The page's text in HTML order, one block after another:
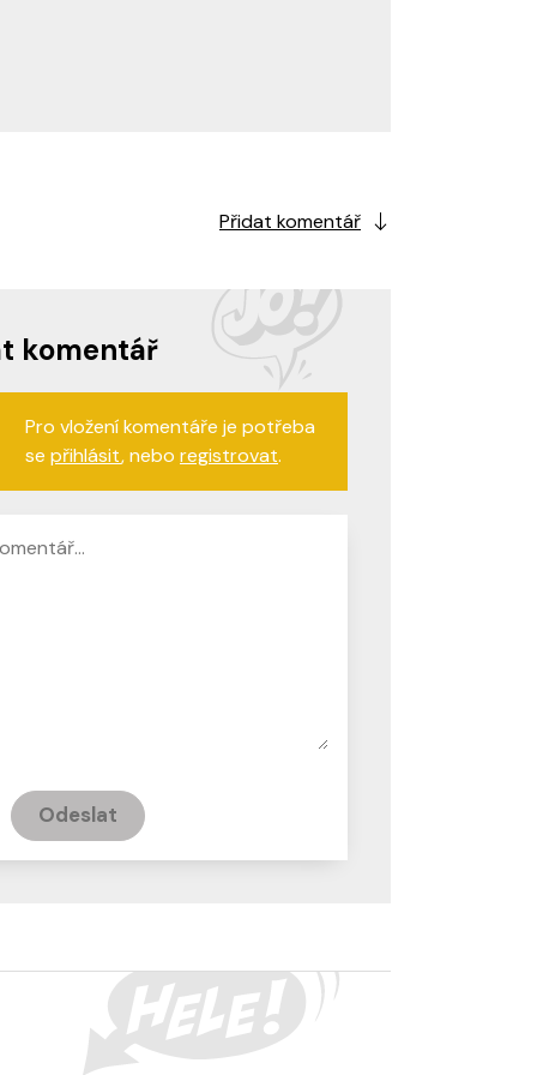
Přidat komentář
komentář
Pro vložení komentáře je potřeba
se přihlásit, nebo registrovat.
Odeslat